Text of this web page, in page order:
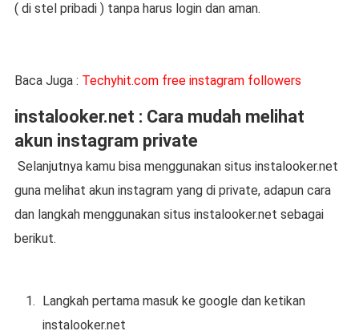
( di stel pribadi ) tanpa harus login dan aman.
Baca Juga : Techyhit.com free instagram followers
instalooker.net : Cara mudah melihat
akun instagram private
Selanjutnya kamu bisa menggunakan situs instalooker.net
guna melihat akun instagram yang di private, adapun cara
dan langkah menggunakan situs instalooker.net sebagai
berikut.
Langkah pertama masuk ke google dan ketikan
instalooker.net